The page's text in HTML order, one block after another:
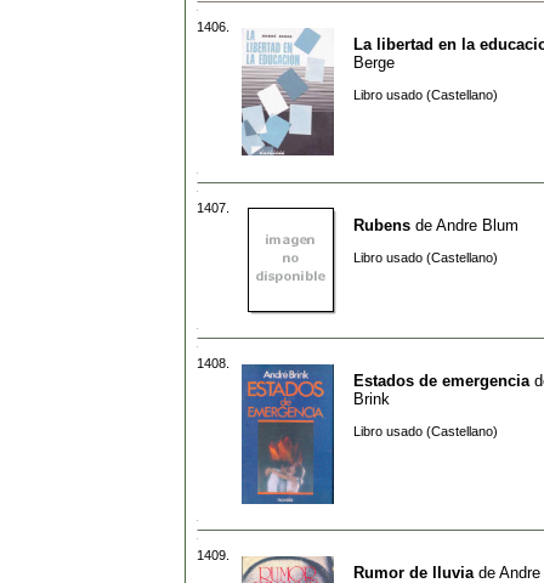
1406.
La libertad en la
Berge
Libro usado (Castellano)
1407.
Rubens de Andre Blum
Libro usado (Castellano)
1408.
Estados de emergencia
Brink
Libro usado (Castellano)
1409.
Rumor de lluvia de